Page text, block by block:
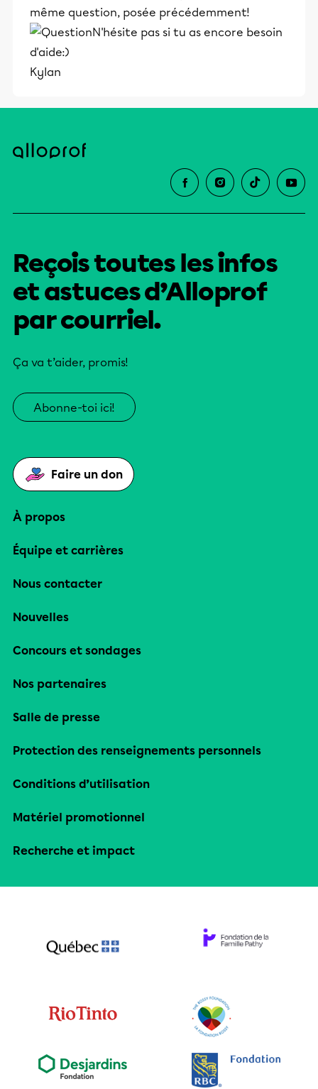
même question, posée précédemment!
N'hésite pas si tu as encore besoin
d'aide:)
Kylan
Reçois toutes les infos
et astuces d’Alloprof
par courriel.
Ça va t’aider, promis!
Abonne-toi ici!
Faire un don
À propos
Équipe et carrières
Nous contacter
Nouvelles
Concours et sondages
Nos partenaires
Salle de presse
Protection des renseignements personnels
Conditions d’utilisation
Matériel promotionnel
Recherche et impact